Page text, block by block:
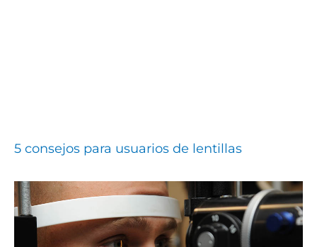
5 consejos para usuarios de lentillas